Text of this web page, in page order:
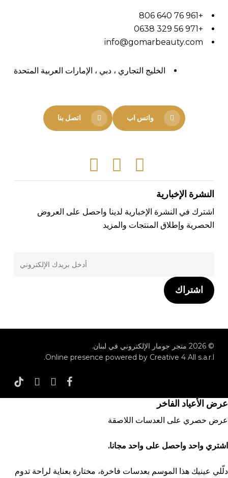
+961 76 640 806
+971 56 329 0638
info@gomarbeauty.com
الخليج التجاري ، دبي ، الإمارات العربية المتحدة
اتصل بنا واتس اب
FacebookInstagram
Tiktok
النشرة الإخبارية
اشترك في النشرة الإخبارية لدينا واحصل على العروض
الحصرية وإطلاق المنتجات والمزيد
اشتراك
© 2026 متجر جومار الإلكتروني في لبنان.
Online presence powered by Creative 4 All s.a.r.l.
facebook
instagram
whatsapp
tiktok
عرض الأعياد الفاخر
عرض حصري على العدسات اللاصقة
اشتري واحد واحصل على واحد مجانا.
دلّلي عينيك هذا الموسم بعدسات فاخرة، مختارة بعناية لراحة تدوم